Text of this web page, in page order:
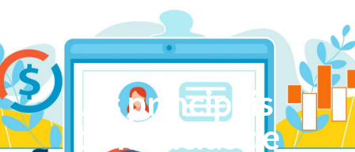
As principais
tendências de